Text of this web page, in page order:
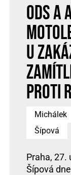
ODS
u
proti
Michálek
Šípová
Praha, 27.
Šípová